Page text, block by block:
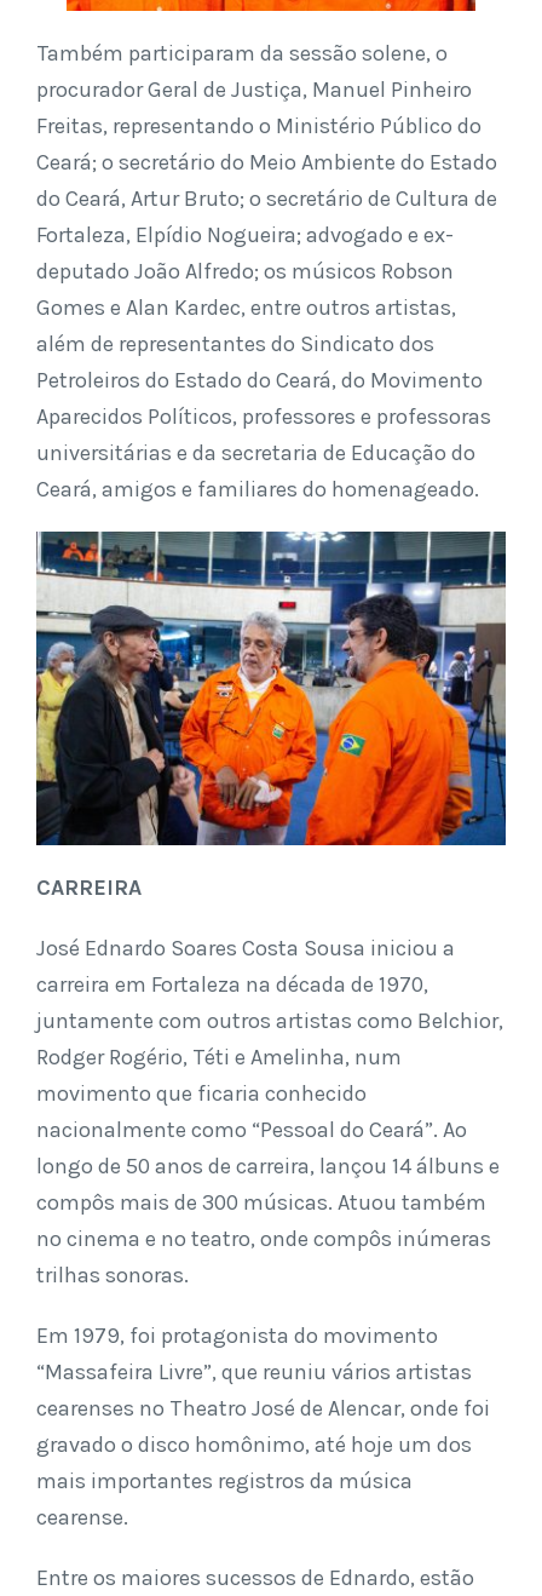
Também participaram da sessão solene, o
procurador Geral de Justiça, Manuel Pinheiro
Freitas, representando o Ministério Público do
Ceará; o secretário do Meio Ambiente do Estado
do Ceará, Artur Bruto; o secretário de Cultura de
Fortaleza, Elpídio Nogueira; advogado e ex-
deputado João Alfredo; os músicos Robson
Gomes e Alan Kardec, entre outros artistas,
além de representantes do Sindicato dos
Petroleiros do Estado do Ceará, do Movimento
Aparecidos Políticos, professores e professoras
universitárias e da secretaria de Educação do
Ceará, amigos e familiares do homenageado.
CARREIRA
José Ednardo Soares Costa Sousa iniciou a
carreira em Fortaleza na década de 1970,
juntamente com outros artistas como Belchior,
Rodger Rogério, Téti e Amelinha, num
movimento que ficaria conhecido
nacionalmente como “Pessoal do Ceará”. Ao
longo de 50 anos de carreira, lançou 14 álbuns e
compôs mais de 300 músicas. Atuou também
no cinema e no teatro, onde compôs inúmeras
trilhas sonoras.
Em 1979, foi protagonista do movimento
“Massafeira Livre”, que reuniu vários artistas
cearenses no Theatro José de Alencar, onde foi
gravado o disco homônimo, até hoje um dos
mais importantes registros da música
cearense.
Entre os maiores sucessos de Ednardo, estão